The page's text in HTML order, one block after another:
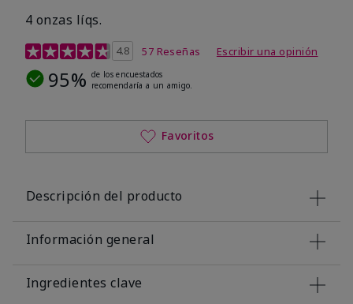
4 onzas líqs.
Calificación de clientes de 4,2 de 5
4.8 57 Reseñas Escribir una opinión
95% de los encuestados
recomendaría a un amigo.
Favoritos
Descripción del producto
Información general
Ingredientes clave